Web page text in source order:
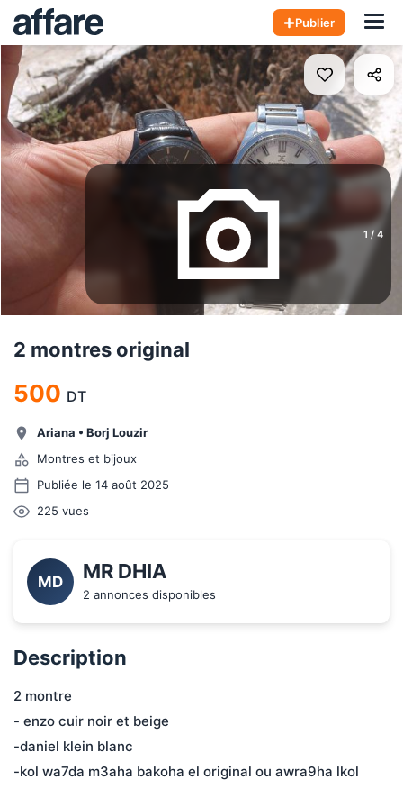
Publier
1 / 4
2 montres original
500 DT
Ariana • Borj Louzir
Montres et bijoux
Publiée le 14 août 2025
225 vues
MD MR DHIA
2 annonces disponibles
Description
2 montre
- enzo cuir noir et beige
-daniel klein blanc
-kol wa7da m3aha bakoha el original ou awra9ha lkol